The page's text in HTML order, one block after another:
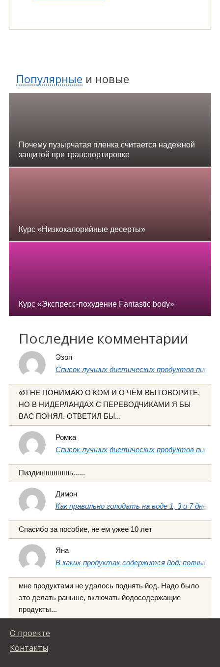
Популярные и новые
Почему пузырчатая пленка считается надежной
защитой при транспортировке
Курс «Низкокалорийные десерты»
Курс «Экспресс-похудение Fantastic body»
Последние комментарии
Эзоп
Список лучших диетических продуктов
«Я НЕ ПОНИМАЮ О КОМ И О ЧЁМ ВЫ ГОВОРИТЕ,
НО В НИДЕРЛАНДАХ С ПЕРЕВОДЧИКАМИ Я БЫ
ВАС ПОНЯЛ. ОТВЕТИЛ БЫ...
Ромка
Список лучших диетических продуктов
Пиздишшшшшь......
Димон
Как правильно голодать на воде 1, 3 и 7 дней
Спасибо за пособие, не ем ужее 10 лет
Яна
В каких продуктах содержится йод: полный
мне продуктами не удалось поднять йод. Надо было
это делать раньше, включать йодосодержащие
продукты...
О проекте
Контакты